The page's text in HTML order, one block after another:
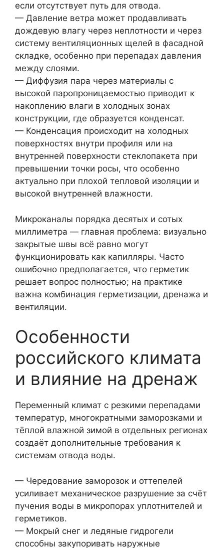
если отсутствует путь для отвода.
— Давление ветра может продавливать
дождевую влагу через неплотности и через
систему вентиляционных щелей в фасадной
складке, особенно при перепадах давления
между слоями.
— Диффузия пара через материалы с
высокой паропроницаемостью приводит к
накоплению влаги в холодных зонах
конструкции, где образуется конденсат.
— Конденсация происходит на холодных
поверхностях внутри профиля или на
внутренней поверхности стеклопакета при
превышении точки росы, что особенно
актуально при плохой тепловой изоляции и
высокой внутренней влажности.
Микроканалы порядка десятых и сотых
миллиметра — главная проблема: визуально
закрытые швы всё равно могут
функционировать как капилляры. Часто
ошибочно предполагается, что герметик
решает вопрос полностью; на практике
важна комбинация герметизации, дренажа и
вентиляции.
Особенности
российского климата
и влияние на дренаж
Переменный климат с резкими перепадами
температур, многократными заморозками и
тёплой влажной зимой в отдельных регионах
создаёт дополнительные требования к
системам отвода воды.
— Чередование заморозок и оттепелей
усиливает механическое разрушение за счёт
пучения воды в микропорах уплотнителей и
герметиков.
— Мокрый снег и ледяные гидрогели
способны закупоривать наружные